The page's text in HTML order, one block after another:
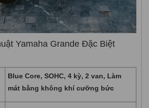
Yamaha Grande Đặc Biệt
Blue Core, SOHC, 4 kỳ, 2 van, Làm
mát bằng không khí cưỡng bức